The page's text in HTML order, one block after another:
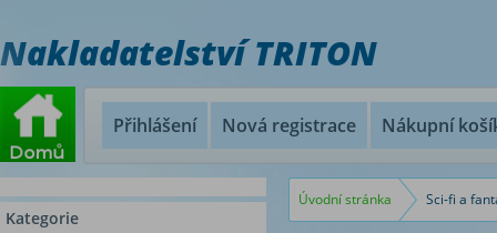
Nakladatelství TRITON
Přihlášení Nová registrace Nákupní
Kategorie
Úvodní stránka Sci-fi a